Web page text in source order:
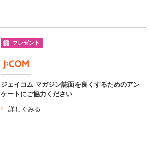
プレゼント
ジェイコム マガジン誌面を良くするためのアン
ケートにご協力ください
詳しくみる